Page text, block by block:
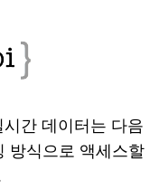
간 데이터는 다음
방식으로 액세스할